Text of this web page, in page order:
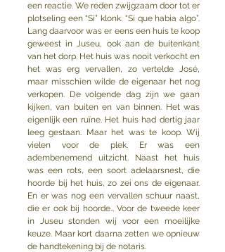
een reactie. We reden zwijgzaam door tot er
plotseling een “Si” klonk. “Sí que habia algo”.
Lang daarvoor was er eens een huis te koop
geweest in Juseu, ook aan de buitenkant
van het dorp. Het huis was nooit verkocht en
het was erg vervallen, zo vertelde José,
maar misschien wilde de eigenaar het nog
verkopen. De volgende dag zijn we gaan
kijken, van buiten en van binnen. Het was
eigenlijk een ruïne. Het huis had dertig jaar
leeg gestaan. Maar het was te koop. Wij
vielen voor de plek. Er was een
adembenemend uitzicht. Naast het huis
was een rots, een soort adelaarsnest, die
hoorde bij het huis, zo zei ons de eigenaar.
En er was nog een vervallen schuur naast,
die er ook bij hoorde… Voor de tweede keer
in Juseu stonden wij voor een moeilijke
keuze. Maar kort daarna zetten we opnieuw
de handtekening bij de notaris.